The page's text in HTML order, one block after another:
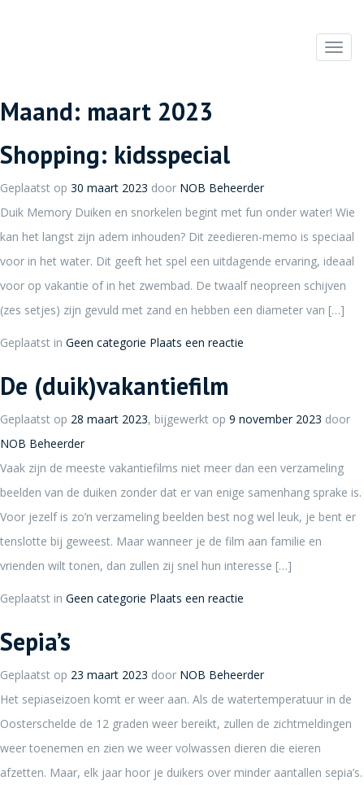
Maand: maart 2023
Shopping: kidsspecial
Geplaatst op 30 maart 2023 door NOB Beheerder
Duik Memory Duiken en snorkelen begint met fun onder water! Wie
kan het langst zijn adem inhouden? Dit zeedieren-memo is speciaal
voor in het water. Dit geeft het spel een uitdagende ervaring, ideaal
voor op vakantie of in het zwembad. De twaalf neopreen schijven
(zes setjes) zijn gevuld met zand en hebben een diameter van […]
Geplaatst in Geen categorie Plaats een reactie
De (duik)vakantiefilm
Geplaatst op 28 maart 2023, bijgewerkt op 9 november 2023 door
NOB Beheerder
Vaak zijn de meeste vakantiefilms niet meer dan een verzameling
beelden van de duiken zonder dat er van enige samenhang sprake is.
Voor jezelf is zo’n verzameling beelden best nog wel leuk, je bent er
tenslotte bij geweest. Maar wanneer je de film aan familie en
vrienden wilt tonen, dan zullen zij snel hun interesse […]
Geplaatst in Geen categorie Plaats een reactie
Sepia’s
Geplaatst op 23 maart 2023 door NOB Beheerder
Het sepiaseizoen komt er weer aan. Als de watertemperatuur in de
Oosterschelde de 12 graden weer bereikt, zullen de zichtmeldingen
weer toenemen en zien we weer volwassen dieren die eieren
afzetten. Maar, elk jaar hoor je duikers over minder aantallen sepia’s.